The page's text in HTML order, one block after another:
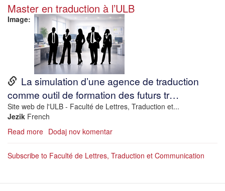
Master en traduction à l’ULB
Image
URLLa simulation d’une agence de traduction
comme outil de formation des futurs tr…
Description
Site web de l'ULB - Faculté de Lettres, Traduction et...
Jezik French
Read more about
en
traduction
l’ULB
Dodaj nov komentar
Subscribe to Faculté de Lettres, Traduction et Communication